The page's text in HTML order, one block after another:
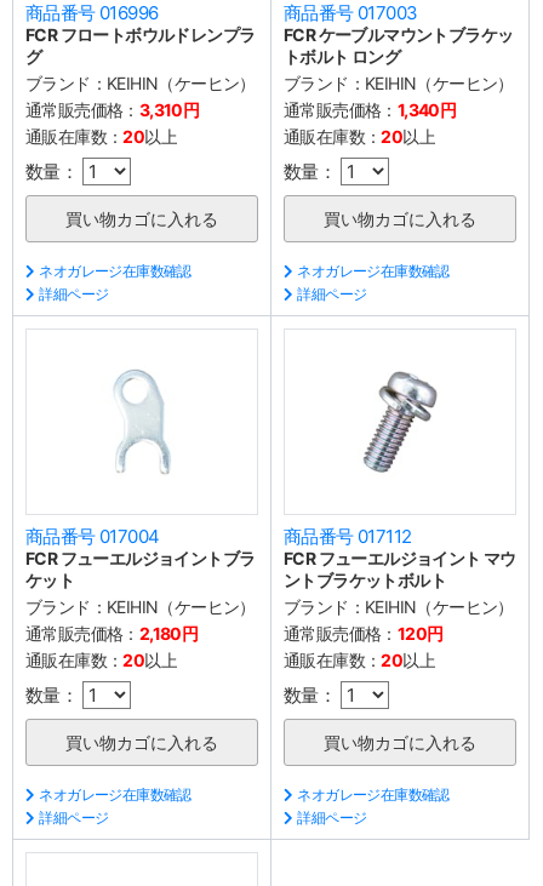
商品番号 016996
FCR フロートボウルドレンプラ
グ
ブランド： KEIHIN（ケーヒン）
通常販売価格： 3,310円
通販在庫数：20以上
数量：
ネオガレージ在庫数確認
詳細ページ
商品番号 017003
FCR ケーブルマウントブラケッ
トボルト ロング
ブランド： KEIHIN（ケーヒン）
通常販売価格： 1,340円
通販在庫数：20以上
数量：
ネオガレージ在庫数確認
詳細ページ
商品番号 017004
FCR フューエルジョイントブラ
ケット
ブランド： KEIHIN（ケーヒン）
通常販売価格： 2,180円
通販在庫数：20以上
数量：
ネオガレージ在庫数確認
詳細ページ
商品番号 017112
FCR フューエルジョイント マウ
ントブラケットボルト
ブランド： KEIHIN（ケーヒン）
通常販売価格： 120円
通販在庫数：20以上
数量：
ネオガレージ在庫数確認
詳細ページ